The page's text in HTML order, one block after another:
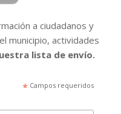
a ciudadanos y
municipio, actividades
lista de envío.
*Campos requeridos